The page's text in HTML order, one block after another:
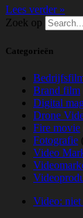
Lees verder »
Zoek op
Categorieën
Brand film
Digital
Drone
Fire movie
Fotografie
Video
Video: niet